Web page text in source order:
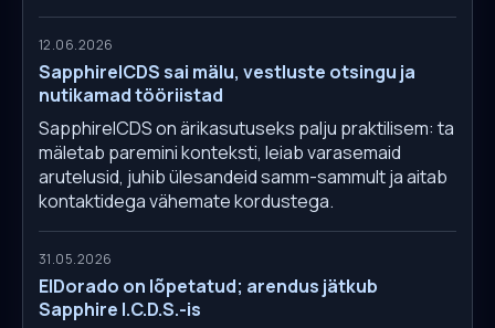
12.06.2026
SapphireICDS sai mälu, vestluste otsingu ja
nutikamad tööriistad
SapphireICDS on ärikasutuseks palju praktilisem: ta
mäletab paremini konteksti, leiab varasemaid
arutelusid, juhib ülesandeid samm-sammult ja aitab
kontaktidega vähemate kordustega.
31.05.2026
ElDorado on lõpetatud; arendus jätkub
Sapphire I.C.D.S.-is